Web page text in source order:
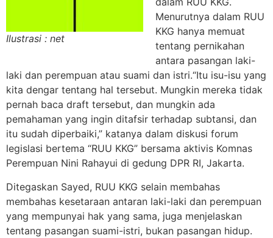
Ilustrasi : net
Menurutnya dalam RUU
KKG hanya memuat
tentang pernikahan
antara pasangan laki-
laki dan perempuan atau suami dan istri.“Itu isu-isu yang
kita dengar tentang hal tersebut. Mungkin mereka tidak
pernah baca draft tersebut, dan mungkin ada
pemahaman yang ingin ditafsir terhadap subtansi, dan
itu sudah diperbaiki,” katanya dalam diskusi forum
legislasi bertema “RUU KKG” bersama aktivis Komnas
Perempuan Nini Rahayui di gedung DPR RI, Jakarta.
Ditegaskan Sayed, RUU KKG selain membahas
membahas kesetaraan antaran laki-laki dan perempuan
yang mempunyai hak yang sama, juga menjelaskan
tentang pasangan suami-istri, bukan pasangan hidup.